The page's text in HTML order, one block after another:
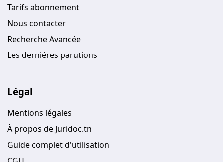
Tarifs abonnement
Nous contacter
Recherche Avancée
Les derniéres parutions
Légal
Mentions légales
À propos de Juridoc.tn
Guide complet d'utilisation